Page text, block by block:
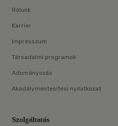
Rólunk
Karrier
Impresszum
Társadalmi programok
Adományozás
Akadálymentesítési nyilatkozat
Szolgáltatás